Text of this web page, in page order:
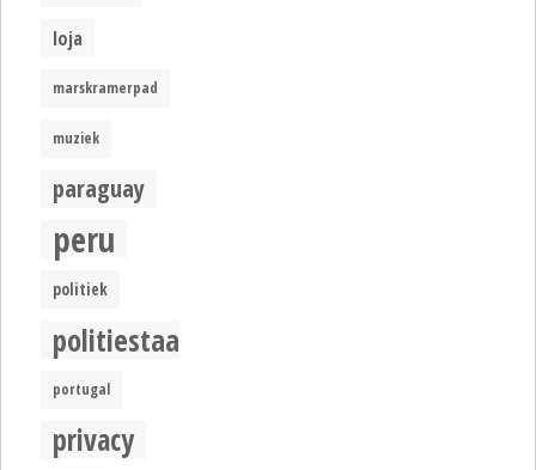
loja
marskramerpad
muziek
paraguay
peru
politiek
politiestaat
portugal
privacy